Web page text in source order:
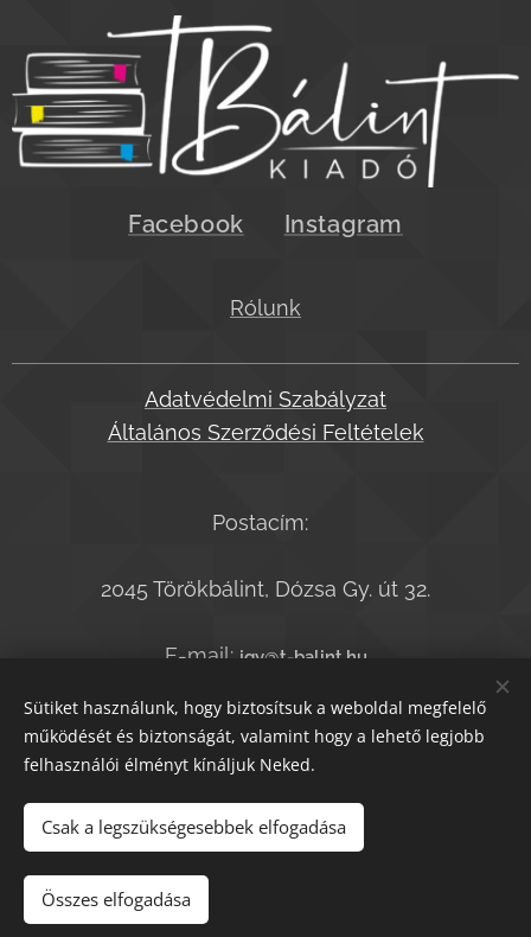
Facebook Instagram
Rólunk
Adatvédelmi Szabályzat
Általános Szerződési Feltételek
Postacím:
2045 Törökbálint, Dózsa Gy. út 32.
E-mail: jgy@t-balint.hu
Telefonszám:+36-20-9364050
Sütik
Sütiket használunk, hogy biztosítsuk a weboldal megfelelő
működését és biztonságát, valamint hogy a lehető legjobb
felhasználói élményt kínáljuk Neked.
Csak a legszükségesebbek elfogadása
Összes elfogadása